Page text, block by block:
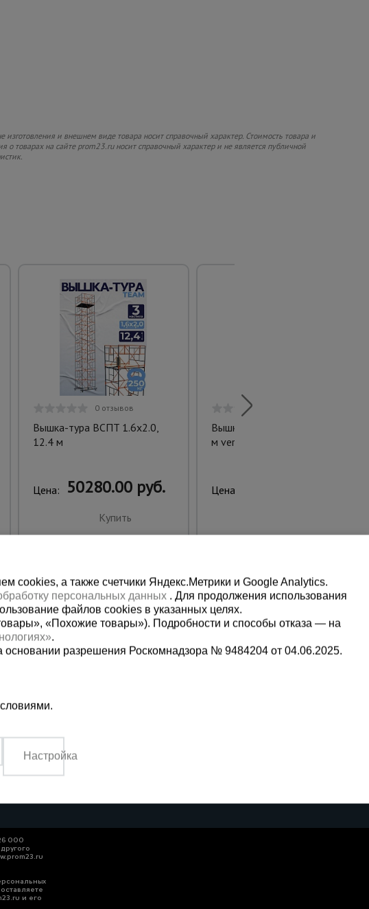
и внешнем виде товара носит справочный характер. Стоимость товара и
о товарах на сайте prom23.ru носит справочный характер и не является публичной
0 отзывов
Вышка-тура ВСПT 1.6х2.0,
12.4 м
Цена: 50280.00 руб.
Купить
Вышка-тура ВСП 1.6х2.0, 7.6
м ver. 2.0
Цена:
992-1-992
9:00 до 17:30,
ООО
и его
cookies, а также счетчики Яндекс.Метрики и Google Analytics.
персональных данных . Для продолжения использования
файлов cookies в указанных целях.
«Похожие товары»). Подробности и способы отказа — на
.
основании разрешения Роскомнадзора № 9484204 от 04.06.2025.
Настройка